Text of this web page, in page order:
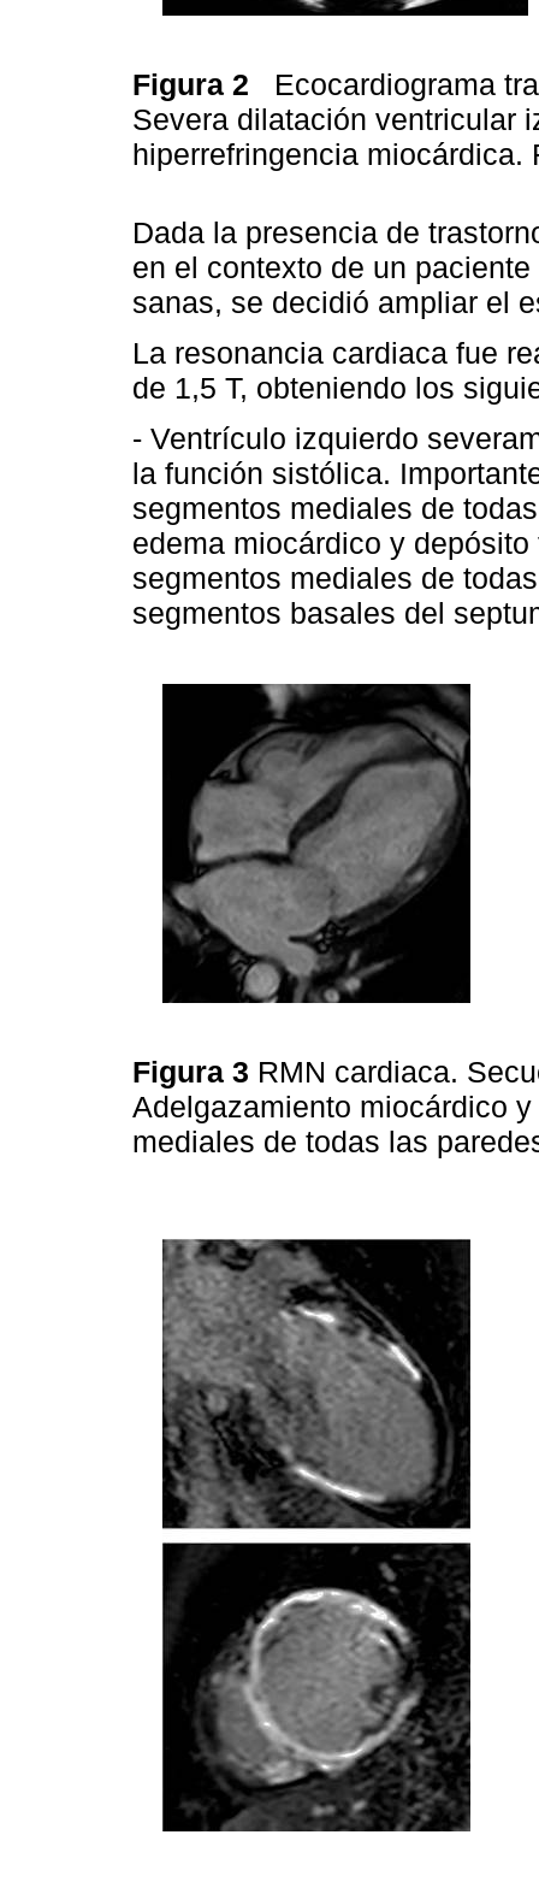
Figura 2
Ecocardiograma
Severa dilatación ventricular
hiperrefringencia miocárdica.
Dada la presencia de
en el contexto de un
sanas, se decidió ampliar el
La resonancia cardiaca fue
de 1,5 T, obteniendo los
- Ventrículo izquierdo
la función sistólica.
segmentos mediales de
edema miocárdico y
segmentos mediales de
segmentos basales del
Figura 3 RMN cardiaca.
Adelgazamiento miocárdico
mediales de todas las